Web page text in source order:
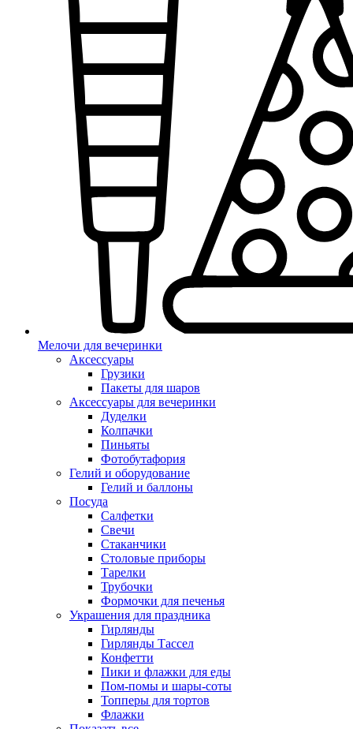
Мелочи для вечеринки
Аксессуары
Грузики
Пакеты для шаров
Аксессуары для вечеринки
Дуделки
Колпачки
Пиньяты
Фотобутафория
Гелий и оборудование
Гелий и баллоны
Посуда
Салфетки
Свечи
Стаканчики
Столовые приборы
Тарелки
Трубочки
Формочки для печенья
Украшения для праздника
Гирлянды
Гирлянды Тассел
Конфетти
Пики и флажки для еды
Пом-помы и шары-соты
Топперы для тортов
Флажки